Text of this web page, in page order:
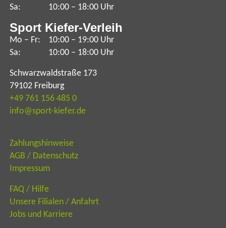
Sa:
10:00 – 18:00 Uhr
Sport Kiefer-Verleih
Mo – Fr:
10:00 – 19:00 Uhr
Sa:
10:00 – 18:00 Uhr
Schwarzwaldstraße 173
79102 Freiburg
+49 761 156 485 0
info@sport-kiefer.de
Zahlungshinweise
AGB / Datenschutz
Impressum
FAQ / Hilfe
Unsere Filialen / Anfahrt
Jobs und Karriere